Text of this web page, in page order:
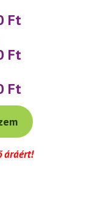
Ftprice
000 Ft.
Ftprice
000 Ft.
Ftprice
is:
000 Ft.
áráért!